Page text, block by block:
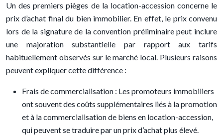
Un des premiers pièges de la location-accession concerne le
prix d’achat final du bien immobilier. En effet, le prix convenu
lors de la signature de la convention préliminaire peut inclure
une majoration substantielle par rapport aux tarifs
habituellement observés sur le marché local. Plusieurs raisons
peuvent expliquer cette différence :
Frais de commercialisation : Les promoteurs immobiliers
ont souvent des coûts supplémentaires liés à la promotion
et à la commercialisation de biens en location-accession,
qui peuvent se traduire par un prix d’achat plus élevé.